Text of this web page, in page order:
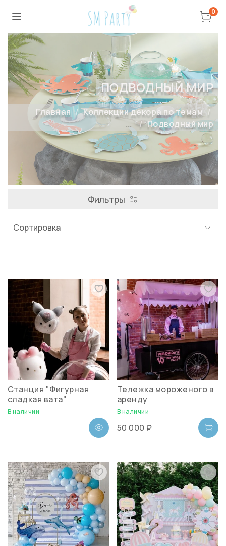
0
ПОДВОДНЫЙ МИР
Главная
Коллекции декора по темам
...
Подводный мир
Фильтры
Станция "Фигурная
сладкая вата"
В наличии
Тележка мороженого в
аренду
В наличии
50 000 ₽